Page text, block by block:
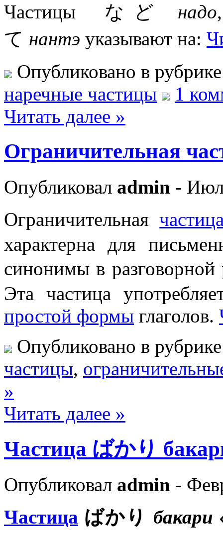
Частицы など надо
て нантэ указывают на:
Опубликовано в
наречные частицы
1
Читать далее »
Ограничительная
Опубликовал admin -
Ограничительная
характерна для
синонимы в
Эта частица
простой формы глаголов.
Опубликовано в
частицы,
»
Читать далее »
Частица ばかり
Опубликовал admin -
Частица ばかり бакари